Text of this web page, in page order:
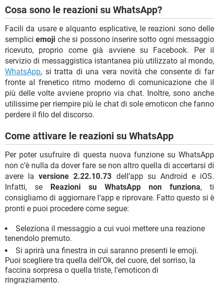
Cosa sono le reazioni su WhatsApp?
Facili da usare e alquanto esplicative, le reazioni sono delle
sempliciemoji che si possono inserire sotto ogni messaggio
ricevuto, proprio come già avviene su Facebook. Per il
servizio di messaggistica istantanea più utilizzato al mondo,
WhatsApp, si tratta di una vera novità che consente di far
fronte al frenetico ritmo moderno di comunicazione che il
più delle volte avviene proprio via chat. Inoltre, sono anche
utilissime per riempire più le chat di sole emoticon che fanno
perdere il filo del discorso.
Come attivare le reazioni su WhatsApp
Per poter usufruire di questa nuova funzione su WhatsApp
non c’è nulla da dover fare se non altro quella di accertarsi di
avere laversione 2.22.10.73 dell’app su Android e iOS.
Infatti, se Reazioni su WhatsApp non funziona, ti
consigliamo di aggiornare l’app e riprovare. Fatto questo si è
pronti e puoi procedere come segue:
Seleziona il messaggio a cui vuoi mettere una reazione
tenendolo premuto.
Si aprirà una finestra in cui saranno presenti le emoji.
Puoi scegliere tra quella dell’Ok, del cuore, del sorriso, la
faccina sorpresa o quella triste, l’emoticon di
ringraziamento.